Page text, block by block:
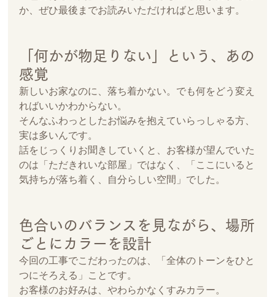
か、ぜひ最後までお読みいただければと思います。
「何かが物足りない」という、あの
感覚
新しいお家なのに、落ち着かない。でも何をどう変え
ればいいかわからない。
そんなふわっとしたお悩みを抱えていらっしゃる方、
実は多いんです。
話をじっくりお聞きしていくと、お客様が望んでいた
のは「ただきれいな部屋」ではなく、「ここにいると
気持ちが落ち着く、自分らしい空間」でした。
色合いのバランスを見ながら、場所
ごとにカラーを設計
今回の工事でこだわったのは、「全体のトーンをひと
つにそろえる」ことです。
お客様のお好みは、やわらかなくすみカラー。